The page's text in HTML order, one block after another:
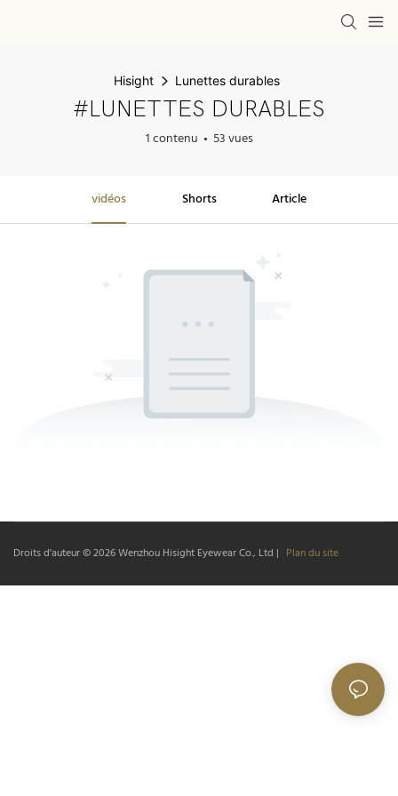
Hisight Lunettes durables
#LUNETTES DURABLES
1 contenu 53 vues
vidéos Shorts Article
Droits d'auteur © 2026Wenzhou Hisight Eyewear Co., Ltd | Plan du site